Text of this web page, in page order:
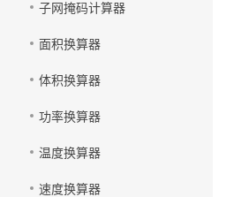
子网掩码计算器
面积换算器
体积换算器
功率换算器
温度换算器
速度换算器